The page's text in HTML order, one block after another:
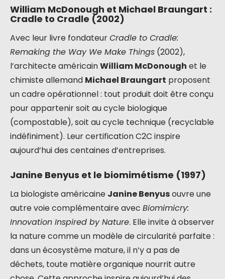
William McDonough et Michael Braungart :
Cradle to Cradle (2002)
Avec leur livre fondateurCradle to Cradle:
Remaking the Way We Make Things (2002),
l’architecte américainWilliam McDonough et le
chimiste allemand Michael Braungart proposent
un cadre opérationnel : tout produit doit être conçu
pour appartenir soit au cycle biologique
(compostable), soit au cycle technique (recyclable
indéfiniment). Leur certification C2C inspire
aujourd’hui des centaines d’entreprises.
Janine Benyus et le biomimétisme (1997)
La biologiste américaine Janine Benyusouvre une
autre voie complémentaire avec Biomimicry:
Innovation Inspired by Nature. Elle invite à observer
la nature comme un modèle de circularité parfaite :
dans un écosystème mature, il n’y a pas de
déchets, toute matière organique nourrit autre